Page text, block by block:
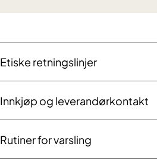
Etiske retningslinjer
Innkjøp og leverandørkontakt
Rutiner for varsling